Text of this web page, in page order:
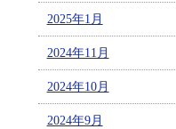
2025年1月
2024年11月
2024年10月
2024年9月